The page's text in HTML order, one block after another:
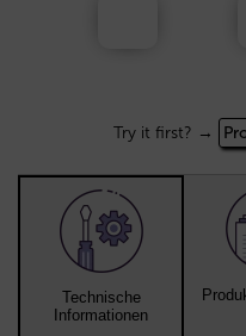
Try it first? →
Technische
Informationen